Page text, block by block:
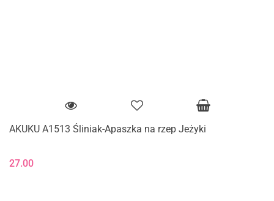
AKUKU A1513 Śliniak-Apaszka na rzep Jeżyki
27.00